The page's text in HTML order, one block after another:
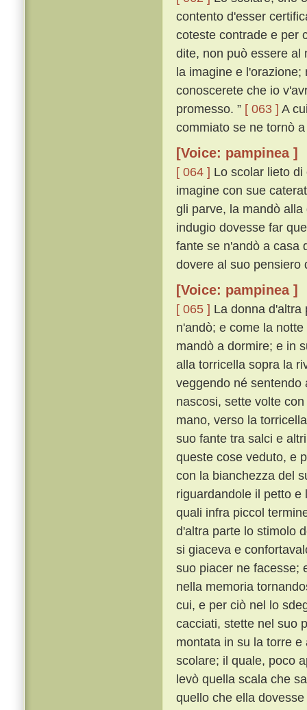
contento d'esser
coteste contrade e per
dite, non può essere al
la imagine e
conoscerete che io
promesso. ” [ 063 ] A
commiato se ne tornò
[Voice: pampinea ]
[ 064 ] Lo scolar lieto
imagine con sue
gli parve, la mandò
indugio dovesse far
fante se n'andò a casa
dovere al suo pensiero
[Voice: pampinea ]
[ 065 ] La donna d'altra
n'andò; e come la
mandò a dormire; e in
alla torricella sopra la
veggendo né sentendo
nascosi, sette volte
mano, verso la
suo fante tra salci e
queste cose veduto, e
con la bianchezza del
riguardandole il petto
quali infra piccol
d'altra parte lo stimolo
si giaceva e
suo piacer ne facesse;
nella memoria
cui, e per ciò nel lo
cacciati, stette nel suo
montata in su la torre
scolare; il quale, poco
levò quella scala che
quello che ella